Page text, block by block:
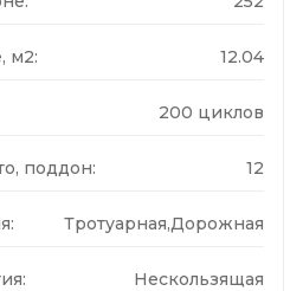
м2: 12.04
200 циклов
поддон: 12
Тротуарная,Дорожная
Нескользящая